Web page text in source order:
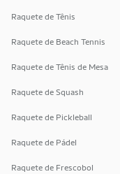
Raquete de Tênis
Raquete de Beach Tennis
Raquete de Tênis de Mesa
Raquete de Squash
Raquete de Pickleball
Raquete de Pádel
Raquete de Frescobol